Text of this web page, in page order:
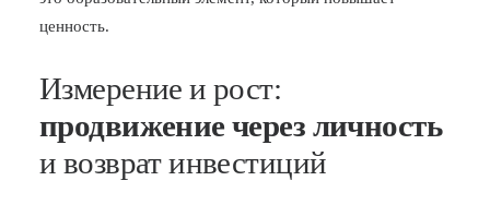
ценность.
Измерение и рост:
продвижение через личность
и возврат инвестиций